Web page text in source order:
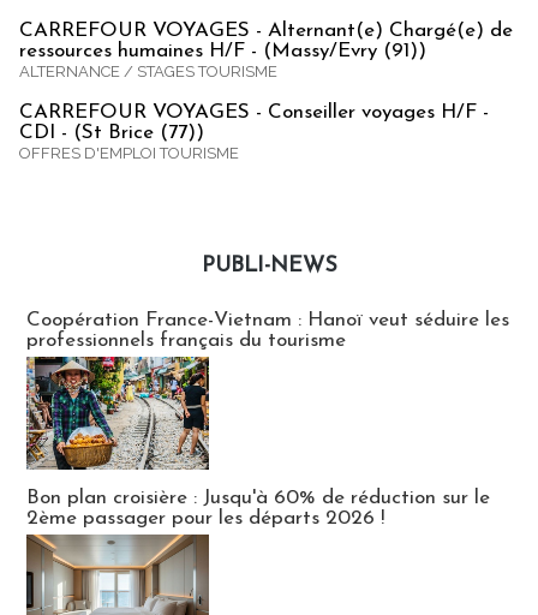
CARREFOUR VOYAGES - Alternant(e) Chargé(e) de
ressources humaines H/F - (Massy/Evry (91))
ALTERNANCE / STAGES TOURISME
CARREFOUR VOYAGES - Conseiller voyages H/F -
CDI - (St Brice (77))
OFFRES D'EMPLOI TOURISME
PUBLI-NEWS
Coopération France-Vietnam : Hanoï veut séduire les
professionnels français du tourisme
Bon plan croisière : Jusqu'à 60% de réduction sur le
2ème passager pour les départs 2026 !